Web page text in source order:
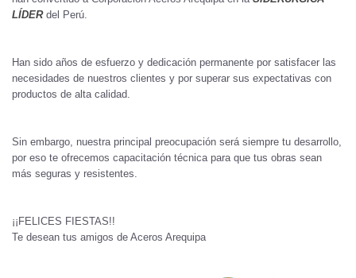
LÍDERdel Perú.
Han sido años de esfuerzo y dedicación permanente por satisfacer las
necesidades de nuestros clientes y por superar sus expectativas con
productos de alta calidad.
Sin embargo, nuestra principal preocupación será siempre tu desarrollo,
por eso te ofrecemos capacitación técnica para que tus obras sean
más seguras y resistentes.
¡¡FELICES FIESTAS!!
Te desean tus amigos de Aceros Arequipa